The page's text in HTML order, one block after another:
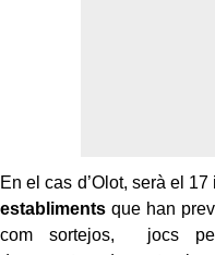
En el cas d’Olot, serà el
establiments que han
com sortejos, jocs